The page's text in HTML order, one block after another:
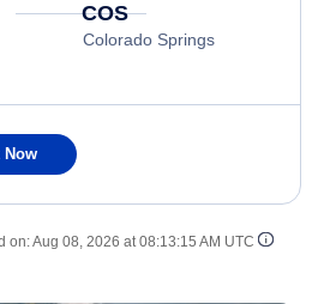
COS
Colorado Springs
Now
on:Aug 08, 2026 at 08:13:15 AM UTC